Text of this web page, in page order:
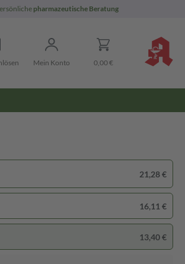
pharmazeutische Beratung
Mein Konto 0,00 €
21,28 €
16,11 €
13,40 €